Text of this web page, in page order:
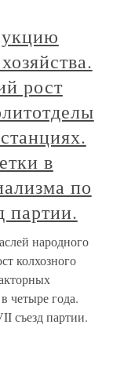
рост
в
по
партии.
народного
колхозного
четыре года.
съезд партии.